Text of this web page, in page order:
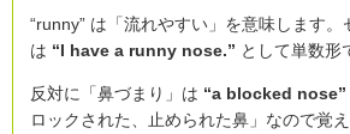
“runny” は「流れやすい」を意味します。
は “I have a runny nose.” として単数形
反対に「鼻づまり」は “a blocked nose”
ロックされた、止められた鼻」なので覚え